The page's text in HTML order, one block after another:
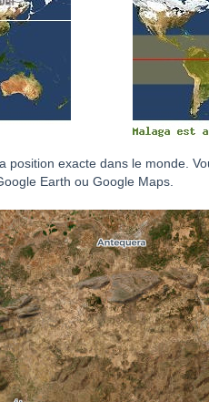
position exacte dans le monde.
Earth ou Google Maps.